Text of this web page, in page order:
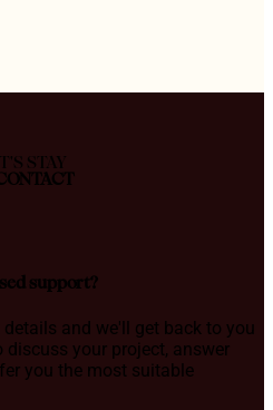
STAY
support?
and we'll get back to you
your project, answer
you the most suitable